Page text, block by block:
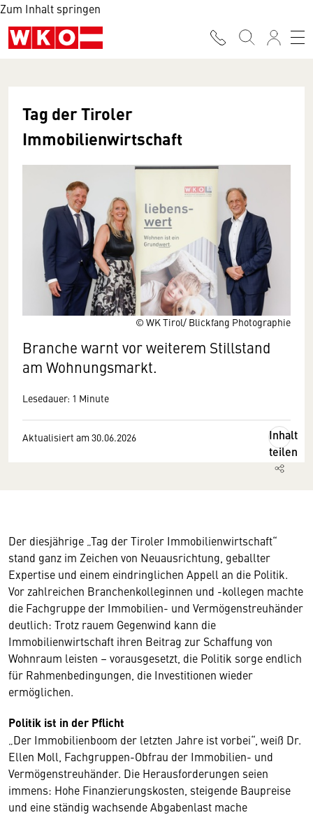
Zum Inhalt springen
© WK Tirol/ Blickfang Photographie
Tag der Tiroler
Immobilienwirtschaft
Branche warnt vor weiterem Stillstand
am Wohnungsmarkt.
Lesedauer: 1 Minute
Aktualisiert am 30.06.2026
Inhalt
teilen
Der diesjährige „Tag der Tiroler Immobilienwirtschaft“
stand ganz im Zeichen von Neuausrichtung, geballter
Expertise und einem eindringlichen Appell an die Politik.
Vor zahlreichen Branchenkolleginnen und -kollegen machte
die Fachgruppe der Immobilien- und Vermögenstreuhänder
deutlich: Trotz rauem Gegenwind kann die
Immobilienwirtschaft ihren Beitrag zur Schaffung von
Wohnraum leisten – vorausgesetzt, die Politik sorge endlich
für Rahmenbedingungen, die Investitionen wieder
ermöglichen.
Politik ist in der Pflicht
„Der Immobilienboom der letzten Jahre ist vorbei“, weiß Dr.
Ellen Moll, Fachgruppen-Obfrau der Immobilien- und
Vermögenstreuhänder. Die Herausforderungen seien
immens: Hohe Finanzierungskosten, steigende Baupreise
und eine ständig wachsende Abgabenlast mache